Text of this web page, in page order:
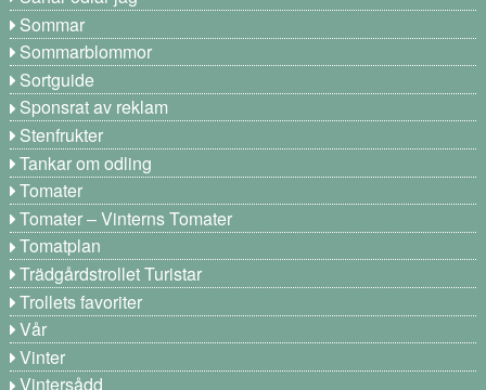
Sommar
Sommarblommor
Sortguide
Sponsrat av reklam
Stenfrukter
Tankar om odling
Tomater
Tomater – Vinterns Tomater
Tomatplan
Trädgårdstrollet Turistar
Trollets favoriter
Vår
Vinter
Vintersådd